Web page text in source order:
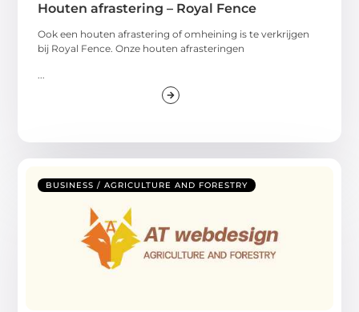
Houten afrastering – Royal Fence
Ook een houten afrastering of omheining is te verkrijgen
bij Royal Fence. Onze houten afrasteringen
BUSINESS / AGRICULTURE AND FORESTRY